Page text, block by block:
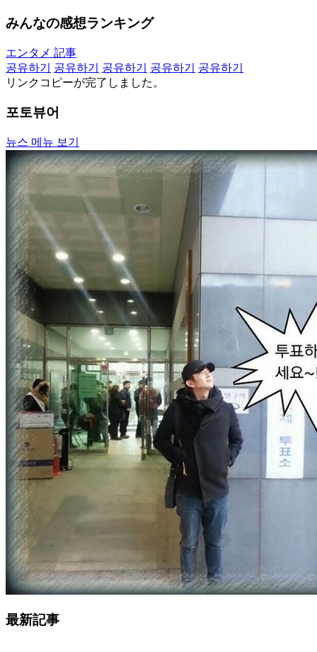
みんなの感想ランキング
エンタメ 記事
공유하기
공유하기 공유하기 공유하기
공유하기
リンクコピーが完了しました。
포토뷰어
뉴스 메뉴 보기
最新記事